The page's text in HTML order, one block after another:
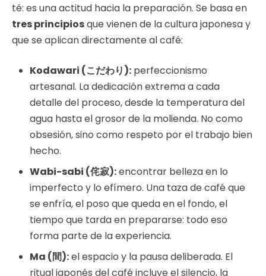
té: es una actitud hacia la preparación. Se basa en
tres principiosque vienen de la cultura japonesa y
que se aplican directamente al café:
Kodawari (こだわり): perfeccionismo
artesanal. La dedicación extrema a cada
detalle del proceso, desde la temperatura del
agua hasta el grosor de la molienda. No como
obsesión, sino como respeto por el trabajo bien
hecho.
Wabi-sabi (侘寂):encontrar belleza en lo
imperfecto y lo efímero. Una taza de café que
se enfría, el poso que queda en el fondo, el
tiempo que tarda en prepararse: todo eso
forma parte de la experiencia.
Ma (間):el espacio y la pausa deliberada. El
ritual japonés del café incluye el silencio, la